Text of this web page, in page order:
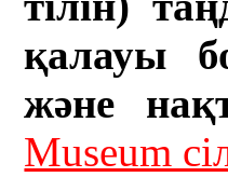
қалауы
және
Museum